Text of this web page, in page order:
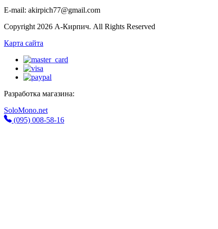
E-mail: akirpich77@gmail.com
Copyright 2026 А-Кирпич. All Rights Reserved
Карта сайта
Разработка магазина:
SoloMono.net
(095) 008-58-16